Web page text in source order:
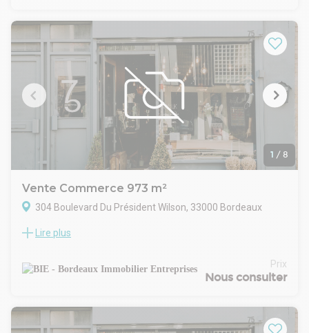
besoins.
À 15 minutes du centre-ville de Bordeaux
À 5 minutes de la gare Sainte-Germaine
- Type de bail : Commercial
- Durée : 3/6/9 ans
- Préavis : 6 mois
- Fiscalité : TVA
- Indice : ILC / ILAT
- Indexation : Annuelle, date prise effet
- Dépôt de garantie : 3 mois HT/HC
- Loyers et charges : Trimestriels et d'avance
1 / 8
Vente Commerce 973 m²
304 Boulevard Du Président Wilson, 33000 Bordeaux
Découvrez ces locaux, disponibles à la vente ou à la location,
Président Wilson. Profitez d'une visibilité et d'une
accessibilité optimales, idéales pour votre commerce. Ces
Locaux livrés coque brute, fluides en ettante, vitrines
réalisées,
Lire plus
Prix
Nous consulter